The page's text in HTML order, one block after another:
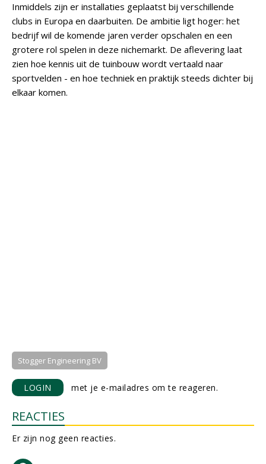
Inmiddels zijn er installaties geplaatst bij verschillende
clubs in Europa en daarbuiten. De ambitie ligt hoger: het
bedrijf wil de komende jaren verder opschalen en een
grotere rol spelen in deze nichemarkt. De aflevering laat
zien hoe kennis uit de tuinbouw wordt vertaald naar
sportvelden - en hoe techniek en praktijk steeds dichter bij
elkaar komen.
Stogger Engineering BV
LOGIN met je e-mailadres om te reageren.
REACTIES
Er zijn nog geen reacties.